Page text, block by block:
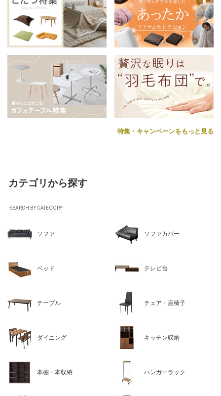
特集・キャンペーンをもっと見る
カテゴリから探す
-SEARCH BY CATEGORY-
ソファ ソファカバー
ベッド テレビ台
テーブル チェア・座椅子
ダイニング キッチン収納
本棚・本収納 ハンガーラック